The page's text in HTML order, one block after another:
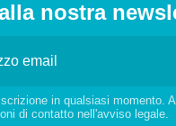
nostra
in qualsiasi momento.
di contatto nell'avviso legale.